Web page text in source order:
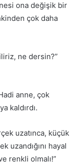
ona değişik bir
çok daha
ne dersin?”
anne, çok
kaldırdı.
uzatınca, küçük
uzandığını hayal
renkli olmalı!”